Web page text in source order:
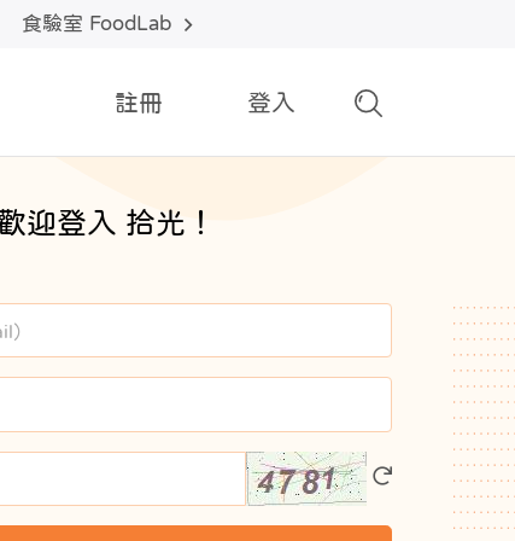
食驗室 FoodLab
註冊 登入
迎登入 拾光！